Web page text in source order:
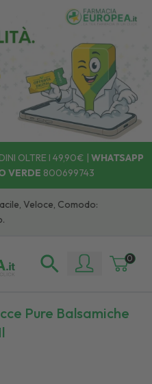
OLTRE I 49,90€ | WHATSAPP
VERDE 800699743
Veloce, Comodo:
0
Pure Balsamiche